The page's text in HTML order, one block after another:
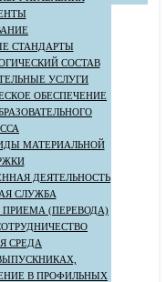
СТАНДАРТЫ
СОСТАВ
УСЛУГИ
ОБЕСПЕЧЕНИЕ
МАТЕРИАЛЬНОЙ
ДЕЯТЕЛЬНОСТЬ
СЛУЖБА
(ПЕРЕВОДА)
СРЕДА
В ПРОФИЛЬНЫХ